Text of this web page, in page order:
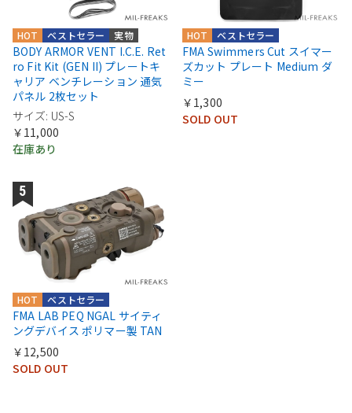
実物
ベストセラー
HOT
BODY ARMOR VENT I.C.E. Ret
ro Fit Kit (GEN II) プレートキ
ャリア ベンチレーション 通気
パネル 2枚セット
サイズ: US-S
￥11,000
在庫あり
ベストセラー
HOT
FMA Swimmers Cut スイマー
ズカット プレート Medium ダ
ミー
￥1,300
SOLD OUT
ベストセラー
HOT
FMA LAB PEQ NGAL サイティ
ングデバイス ポリマー製 TAN
￥12,500
SOLD OUT